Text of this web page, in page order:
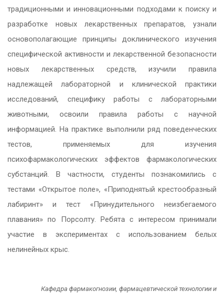
традиционными и инновационными подходами к поиску и
разработке новых лекарственных препаратов, узнали
основополагающие принципы доклинического изучения
специфической активности и лекарственной безопасности
новых лекарственных средств, изучили правила
надлежащей лабораторной и клинической практики
исследований, специфику работы с лабораторными
животными, освоили правила работы с научной
информацией. На практике выполнили ряд поведенческих
тестов, применяемых для изучения
психофармакологических эффектов фармакологических
субстанций. В частности, студенты познакомились с
тестами «Открытое поле», «Приподнятый крестообразный
лабиринт» и тест «Принудительного неизбегаемого
плавания» по Порсолту. Ребята с интересом принимали
участие в экспериментах с использованием белых
нелинейных крыс.
Кафедра фармакогнозии, фармацевтической технологии и